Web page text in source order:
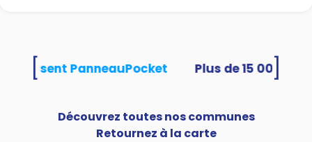
utilisent PanneauPocket
Découvrez toutes nos communes
Retournez à la carte